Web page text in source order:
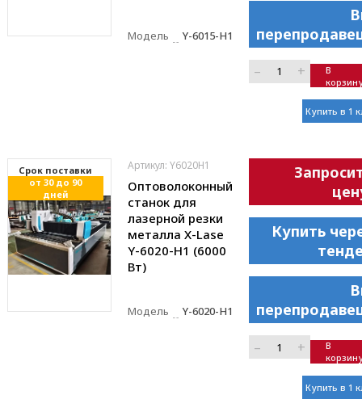
Модель Y-6015-H1
– +
В
Купить в 1
Cрок поставки
от 30 до 90
дней
Артикул: Y6020H1
Оптоволоконный
станок для
лазерной резки
металла X-Lase
Y-6020-H1 (6000
Вт)
Модель Y-6020-H1
Купить
– +
В
Купить в 1